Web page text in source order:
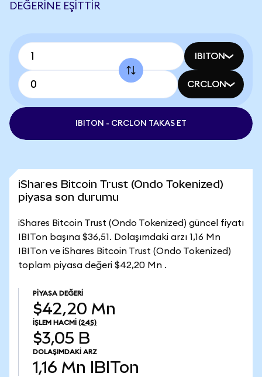
DEĞERINE EŞITTIR
IBITON
CRCLON
IBITON - CRCLON TAKAS ET
iShares Bitcoin Trust (Ondo Tokenized)
piyasa son durumu
iShares Bitcoin Trust (Ondo Tokenized) güncel fiyatı
IBITon başına $36,51. Dolaşımdaki arzı 1,16 Mn
IBITon ve iShares Bitcoin Trust (Ondo Tokenized)
toplam piyasa değeri $42,20 Mn .
PIYASA DEĞERI
$42,20 Mn
İŞLEM HACMI (24S)
$3,05 B
DOLAŞIMDAKI ARZ
1,16 Mn IBITon